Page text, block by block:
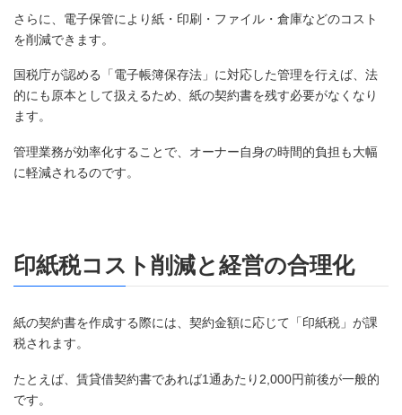
さらに、電子保管により紙・印刷・ファイル・倉庫などのコスト
を削減できます。
国税庁が認める「電子帳簿保存法」に対応した管理を行えば、法
的にも原本として扱えるため、紙の契約書を残す必要がなくなり
ます。
管理業務が効率化することで、オーナー自身の時間的負担も大幅
に軽減されるのです。
印紙税コスト削減と経営の合理化
紙の契約書を作成する際には、契約金額に応じて「印紙税」が課
税されます。
たとえば、賃貸借契約書であれば1通あたり2,000円前後が一般的
です。